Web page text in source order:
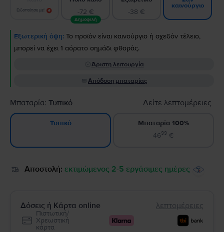
Ειδοποίησε με! -72 €
Δημοφιλή
-38 €
καινούργιο
Εξωτερική όψη: Το προϊόν είναι καινούργιο ή σχεδόν τέλειο,
μπορεί να έχει 1 αόρατο σημάδι φθοράς.
Άριστη λειτουργία
Απόδοση μπαταρίας
Μπαταρία: Τυπικό Δείτε λεπτομέρειες
Τυπικό
Μπαταρία 100%
4699 €
Αποστολή: εκτιμώμενος 2-5 εργάσιμες ημέρες
Δόσεις ή Κάρτα online λεπτομέρειες
Πιστωτική/
Χρεωστική
κάρτα